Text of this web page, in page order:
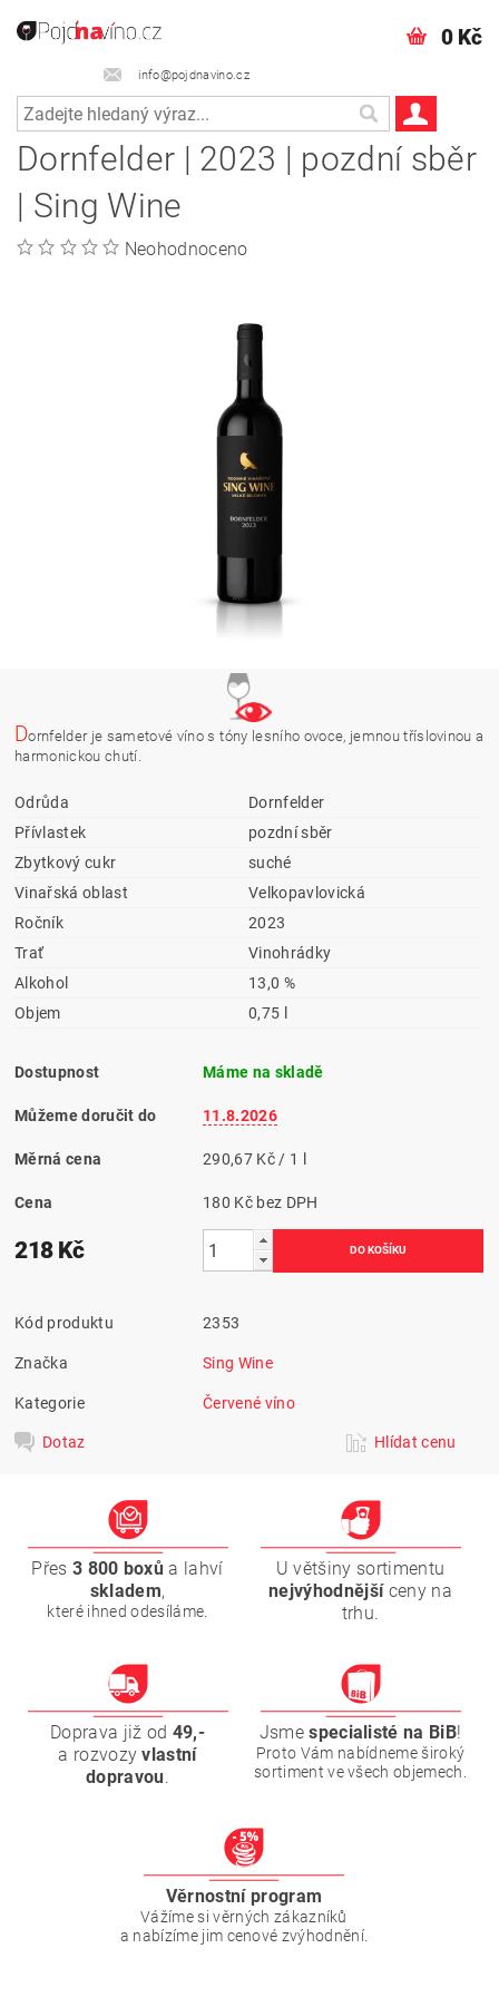
info@pojdnavino.cz
0 Kč
Dornfelder | 2023 | pozdní sběr
| Sing Wine
Neohodnoceno
Dornfelder je sametové víno s tóny lesního ovoce, jemnou tříslovinou a
harmonickou chutí.
Odrůda
Dornfelder
Přívlastek
pozdní sběr
Zbytkový cukr
suché
Vinařská oblast
Velkopavlovická
Ročník
2023
Trať
Vinohrádky
Alkohol
13,0 %
Objem
0,75 l
Dostupnost Máme na skladě
Můžeme doručit do 11.8.2026
Měrná cena 290,67 Kč / 1 l
Cena 180 Kč bez DPH
218 Kč
Kód produktu 2353
Značka Sing Wine
Kategorie Červené víno
Dotaz Hlídat cenu
Přes 3 800 boxůa lahví
skladem,
které ihned odesíláme.
U většiny sortimentu
nejvýhodnější ceny na
trhu.
Doprava již od 49,-
a rozvozyvlastní
dopravou.
Jsmespecialisté na BiB!
Proto Vám nabídneme široký
sortiment ve všech objemech.
Věrnostní program
Vážíme si věrných zákazníků
a nabízíme jim cenové zvýhodnění.